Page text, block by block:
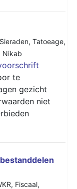
Sieraden, Tatoeage,
Nikab
te
gezicht
niet
, Fiscaal,